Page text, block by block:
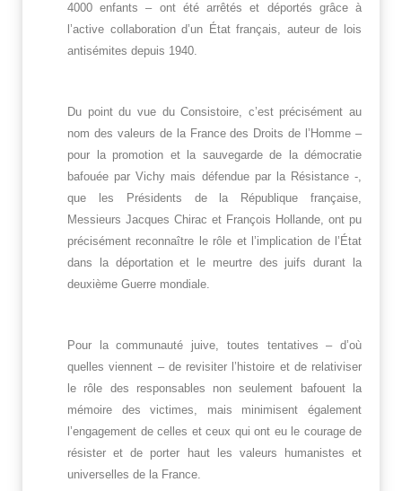
4000 enfants – ont été arrêtés et déportés grâce à
l’active collaboration d’un État français, auteur de lois
antisémites depuis 1940.
Du point du vue du Consistoire, c’est précisément au
nom des valeurs de la France des Droits de l’Homme –
pour la promotion et la sauvegarde de la démocratie
bafouée par Vichy mais défendue par la Résistance -,
que les Présidents de la République française,
Messieurs Jacques Chirac et François Hollande, ont pu
précisément reconnaître le rôle et l’implication de l’État
dans la déportation et le meurtre des juifs durant la
deuxième Guerre mondiale.
Pour la communauté juive, toutes tentatives – d’où
quelles viennent – de revisiter l’histoire et de relativiser
le rôle des responsables non seulement bafouent la
mémoire des victimes, mais minimisent également
l’engagement de celles et ceux qui ont eu le courage de
résister et de porter haut les valeurs humanistes et
universelles de la France.